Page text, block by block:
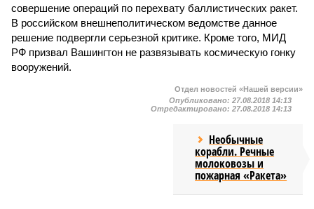
совершение операций по перехвату баллистических ракет.
В российском внешнеполитическом ведомстве данное
решение подвергли серьезной критике. Кроме того, МИД
РФ призвал Вашингтон не развязывать космическую гонку
вооружений.
Отдел новостей «Нашей версии»
Опубликовано: 27.08.2018 14:13
Отредактировано: 27.08.2018 14:13
Необычные
корабли. Речные
молоковозы и
пожарная «Ракета»